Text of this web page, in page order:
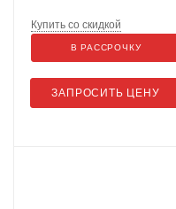
ЗАПРОСИТЬ ЦЕНУ
Купить со скидкой
В РАССРОЧКУ